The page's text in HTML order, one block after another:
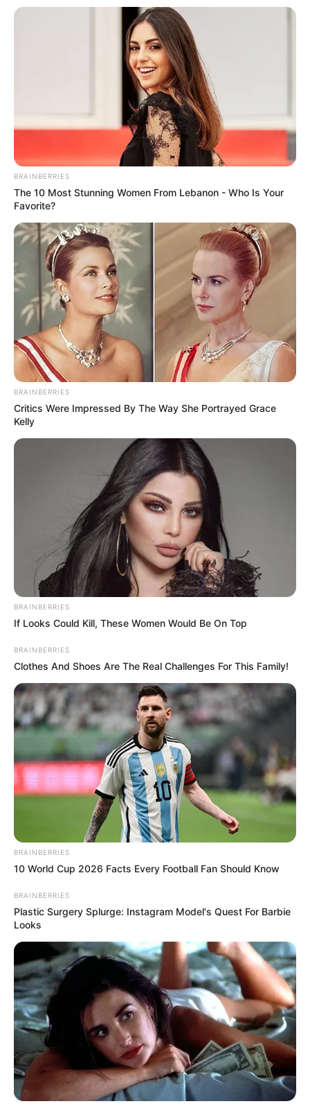
BRAINBERRIES
The 10 Most Stunning Women From Lebanon - Who Is Your
Favorite?
BRAINBERRIES
Critics Were Impressed By The Way She Portrayed Grace
Kelly
BRAINBERRIES
If Looks Could Kill, These Women Would Be On Top
BRAINBERRIES
Clothes And Shoes Are The Real Challenges For This Family!
BRAINBERRIES
10 World Cup 2026 Facts Every Football Fan Should Know
BRAINBERRIES
Plastic Surgery Splurge: Instagram Model's Quest For Barbie
Looks